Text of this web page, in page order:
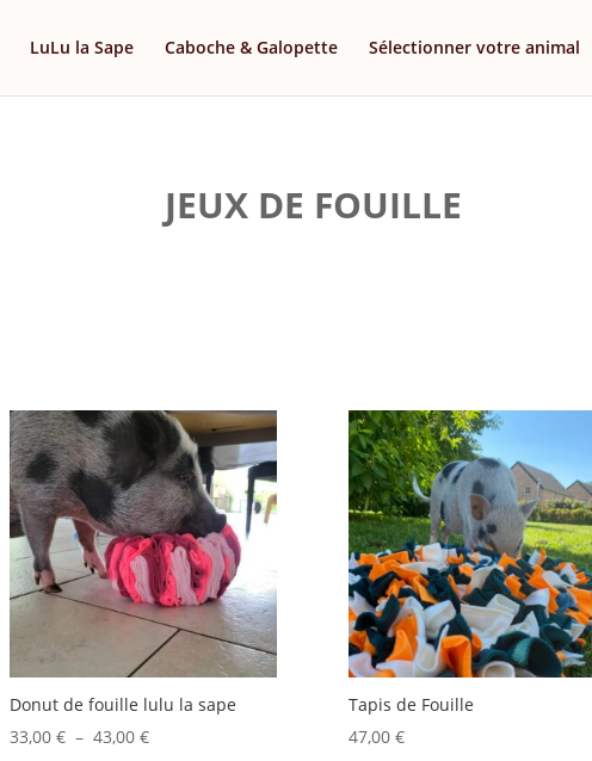
LuLu la Sape Caboche & Galopette Sélectionner votre animal
JEUX DE FOUILLE
Donut de fouille lulu la sape
33,00 € – 43,00 €Plage
Tapis de Fouille
47,00 €